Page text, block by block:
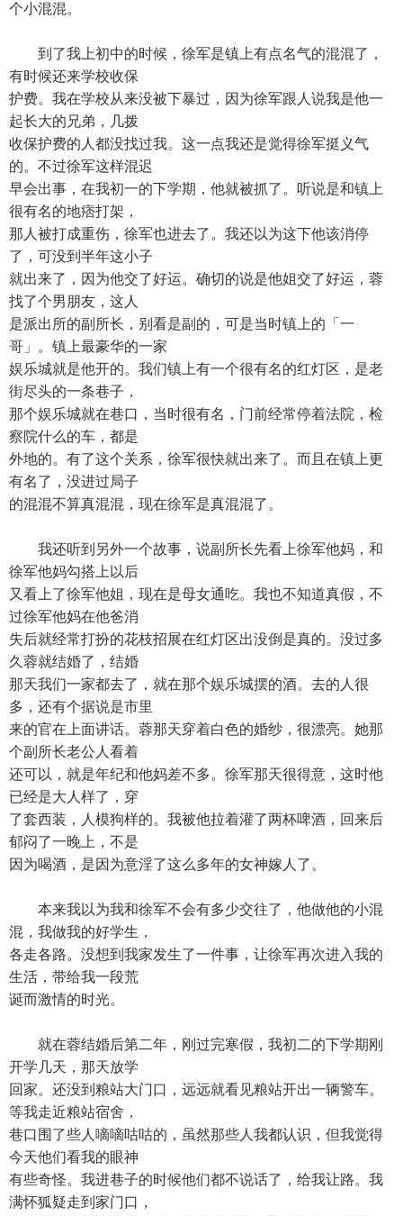
个小混混。
到了我上初中的时候，徐军是镇上有点名气的混混了，
有时候还来学校收保
护费。我在学校从来没被下暴过，因为徐军跟人说我是他一
起长大的兄弟，几拨
收保护费的人都没找过我。这一点我还是觉得徐军挺义气
的。不过徐军这样混迟
早会出事，在我初一的下学期，他就被抓了。听说是和镇上
很有名的地痞打架，
那人被打成重伤，徐军也进去了。我还以为这下他该消停
了，可没到半年这小子
就出来了，因为他交了好运。确切的说是他姐交了好运，蓉
找了个男朋友，这人
是派出所的副所长，别看是副的，可是当时镇上的「一
哥」。镇上最豪华的一家
娱乐城就是他开的。我们镇上有一个很有名的红灯区，是老
街尽头的一条巷子，
那个娱乐城就在巷口，当时很有名，门前经常停着法院，检
察院什么的车，都是
外地的。有了这个关系，徐军很快就出来了。而且在镇上更
有名了，没进过局子
的混混不算真混混，现在徐军是真混混了。
我还听到另外一个故事，说副所长先看上徐军他妈，和
徐军他妈勾搭上以后
又看上了徐军他姐，现在是母女通吃。我也不知道真假，不
过徐军他妈在他爸消
失后就经常打扮的花枝招展在红灯区出没倒是真的。没过多
久蓉就结婚了，结婚
那天我们一家都去了，就在那个娱乐城摆的酒。去的人很
多，还有个据说是市里
来的官在上面讲话。蓉那天穿着白色的婚纱，很漂亮。她那
个副所长老公人看着
还可以，就是年纪和他妈差不多。徐军那天很得意，这时他
已经是大人样了，穿
了套西装，人模狗样的。我被他拉着灌了两杯啤酒，回来后
郁闷了一晚上，不是
因为喝酒，是因为意淫了这么多年的女神嫁人了。
本来我以为我和徐军不会有多少交往了，他做他的小混
混，我做我的好学生，
各走各路。没想到我家发生了一件事，让徐军再次进入我的
生活，带给我一段荒
诞而激情的时光。
就在蓉结婚后第二年，刚过完寒假，我初二的下学期刚
开学几天，那天放学
回家。还没到粮站大门口，远远就看见粮站开出一辆警车。
等我走近粮站宿舍，
巷口围了些人嘀嘀咕咕的，虽然那些人我都认识，但我觉得
今天他们看我的眼神
有些奇怪。我进巷子的时候他们都不说话了，给我让路。我
满怀狐疑走到家门口，